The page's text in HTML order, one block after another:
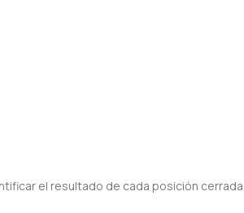
el resultado de cada posición cerrada